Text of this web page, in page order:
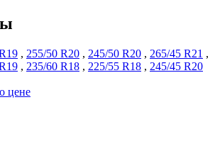
, 255/50 R20 , 245/50 R20 , 265/45 R21 ,
, 235/60 R18 , 225/55 R18 , 245/45 R20
цене